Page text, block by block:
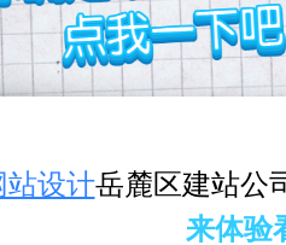
站设计岳麓区建站公
来体验